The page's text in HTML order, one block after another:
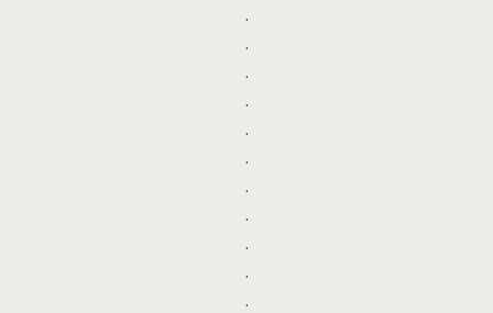
.
.
.
.
.
.
.
.
.
.
.